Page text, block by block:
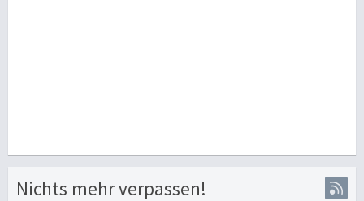
Nichts mehr verpassen!